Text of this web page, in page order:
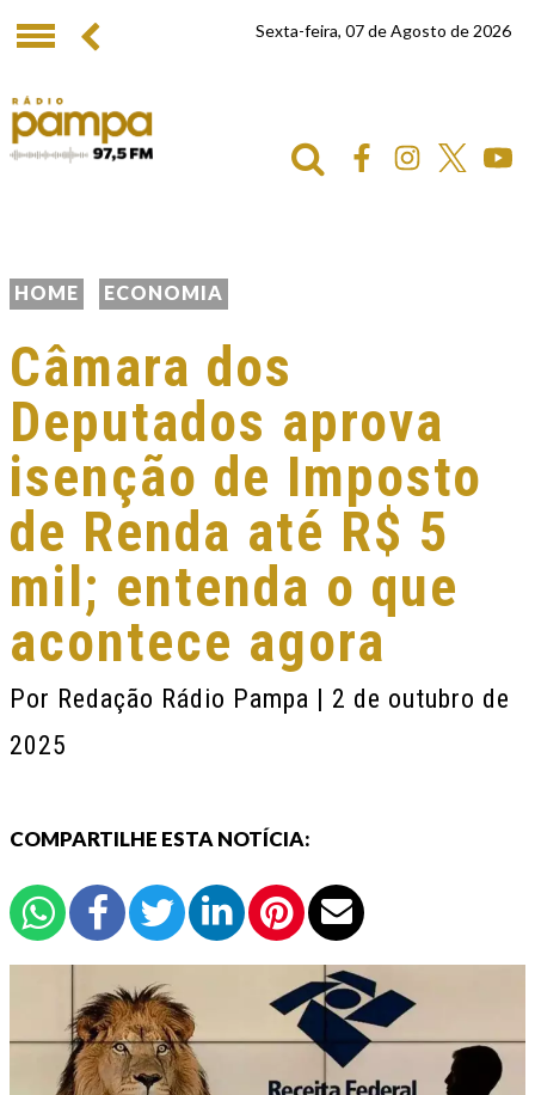
Sexta-feira, 07 de Agosto de 2026
HOME ECONOMIA
Câmara dos
Deputados aprova
isenção de Imposto
de Renda até R$ 5
mil; entenda o que
acontece agora
Por Redação Rádio Pampa | 2 de outubro de
2025
COMPARTILHE ESTA NOTÍCIA: